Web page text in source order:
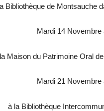
Bibliothèque de Montsauche
Mardi 14 Novembre
Maisondu Patrimoine Oral
Mardi 21 Novembre
à la Bibliothèque